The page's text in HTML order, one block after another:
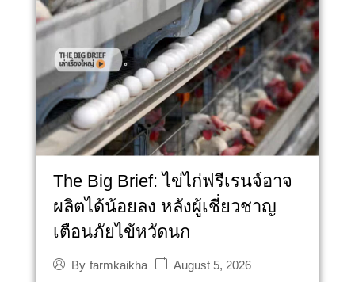
The Big Brief: ไข่ไก่ฟรีเรนจ์อาจ
ผลิตได้น้อยลง หลังผู้เชี่ยวชาญ
เตือนภัยไข้หวัดนก
By farmkaikha
August 5, 2026